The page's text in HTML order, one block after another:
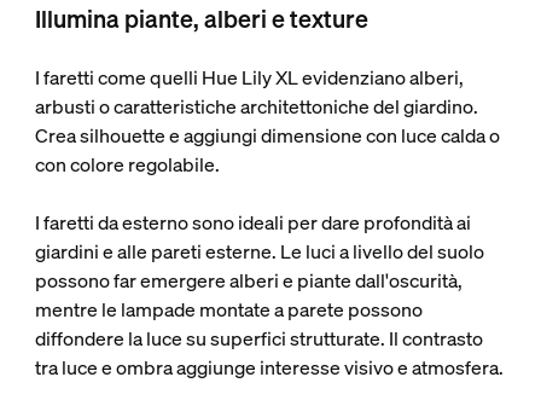
Illumina piante, alberi e texture
I faretti come quelli Hue Lily XL evidenziano alberi,
arbusti o caratteristiche architettoniche del giardino.
Crea silhouette e aggiungi dimensione con luce calda o
con colore regolabile.
I faretti da esterno sono ideali per dare profondità ai
giardini e alle pareti esterne. Le luci a livello del suolo
possono far emergere alberi e piante dall'oscurità,
mentre le lampade montate a parete possono
diffondere la luce su superfici strutturate. Il contrasto
tra luce e ombra aggiunge interesse visivo e atmosfera.